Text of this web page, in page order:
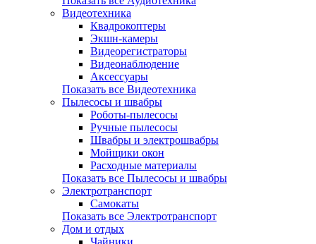
Видеотехника
Квадрокоптеры
Экшн-камеры
Видеорегистраторы
Видеонаблюдение
Аксессуары
Показать все Видеотехника
Пылесосы и швабры
Роботы-пылесосы
Ручные пылесосы
Швабры и электрошвабры
Мойщики окон
Расходные материалы
Показать все Пылесосы и швабры
Электротранспорт
Самокаты
Показать все Электротранспорт
Дом и отдых
Чайники